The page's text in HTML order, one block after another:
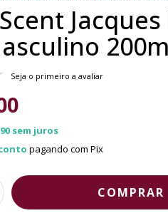
Seja o primeiro a avaliar
sem juros
pagando com Pix